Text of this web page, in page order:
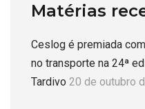
Matérias
Ceslog é premiada
no transporte na 24ª
Tardivo 20 de outubro